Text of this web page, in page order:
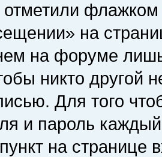
флажком
на
на форуме
никто другой
Для того
и пароль
на